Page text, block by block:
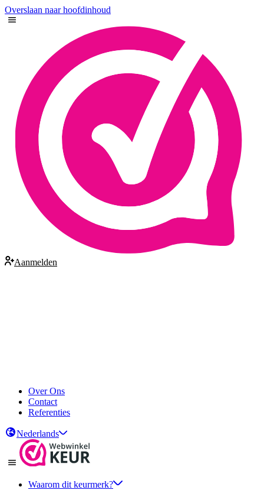
Overslaan naar hoofdinhoud
Aanmelden
Over Ons
Contact
Referenties
Nederlands
Waarom dit keurmerk?